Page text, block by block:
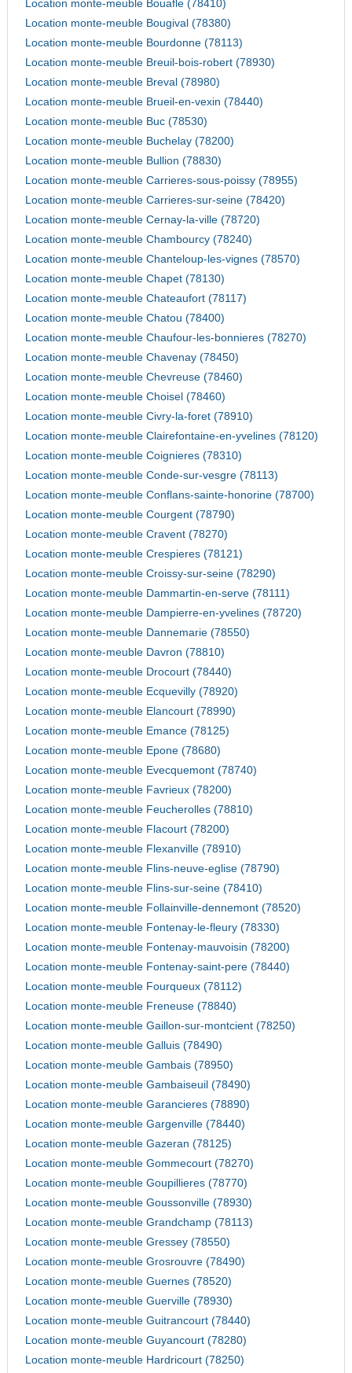
Location monte-meuble Bouafle (78410)
Location monte-meuble Bougival (78380)
Location monte-meuble Bourdonne (78113)
Location monte-meuble Breuil-bois-robert (78930)
Location monte-meuble Breval (78980)
Location monte-meuble Brueil-en-vexin (78440)
Location monte-meuble Buc (78530)
Location monte-meuble Buchelay (78200)
Location monte-meuble Bullion (78830)
Location monte-meuble Carrieres-sous-poissy (78955)
Location monte-meuble Carrieres-sur-seine (78420)
Location monte-meuble Cernay-la-ville (78720)
Location monte-meuble Chambourcy (78240)
Location monte-meuble Chanteloup-les-vignes (78570)
Location monte-meuble Chapet (78130)
Location monte-meuble Chateaufort (78117)
Location monte-meuble Chatou (78400)
Location monte-meuble Chaufour-les-bonnieres (78270)
Location monte-meuble Chavenay (78450)
Location monte-meuble Chevreuse (78460)
Location monte-meuble Choisel (78460)
Location monte-meuble Civry-la-foret (78910)
Location monte-meuble Clairefontaine-en-yvelines (78120)
Location monte-meuble Coignieres (78310)
Location monte-meuble Conde-sur-vesgre (78113)
Location monte-meuble Conflans-sainte-honorine (78700)
Location monte-meuble Courgent (78790)
Location monte-meuble Cravent (78270)
Location monte-meuble Crespieres (78121)
Location monte-meuble Croissy-sur-seine (78290)
Location monte-meuble Dammartin-en-serve (78111)
Location monte-meuble Dampierre-en-yvelines (78720)
Location monte-meuble Dannemarie (78550)
Location monte-meuble Davron (78810)
Location monte-meuble Drocourt (78440)
Location monte-meuble Ecquevilly (78920)
Location monte-meuble Elancourt (78990)
Location monte-meuble Emance (78125)
Location monte-meuble Epone (78680)
Location monte-meuble Evecquemont (78740)
Location monte-meuble Favrieux (78200)
Location monte-meuble Feucherolles (78810)
Location monte-meuble Flacourt (78200)
Location monte-meuble Flexanville (78910)
Location monte-meuble Flins-neuve-eglise (78790)
Location monte-meuble Flins-sur-seine (78410)
Location monte-meuble Follainville-dennemont (78520)
Location monte-meuble Fontenay-le-fleury (78330)
Location monte-meuble Fontenay-mauvoisin (78200)
Location monte-meuble Fontenay-saint-pere (78440)
Location monte-meuble Fourqueux (78112)
Location monte-meuble Freneuse (78840)
Location monte-meuble Gaillon-sur-montcient (78250)
Location monte-meuble Galluis (78490)
Location monte-meuble Gambais (78950)
Location monte-meuble Gambaiseuil (78490)
Location monte-meuble Garancieres (78890)
Location monte-meuble Gargenville (78440)
Location monte-meuble Gazeran (78125)
Location monte-meuble Gommecourt (78270)
Location monte-meuble Goupillieres (78770)
Location monte-meuble Goussonville (78930)
Location monte-meuble Grandchamp (78113)
Location monte-meuble Gressey (78550)
Location monte-meuble Grosrouvre (78490)
Location monte-meuble Guernes (78520)
Location monte-meuble Guerville (78930)
Location monte-meuble Guitrancourt (78440)
Location monte-meuble Guyancourt (78280)
Location monte-meuble Hardricourt (78250)